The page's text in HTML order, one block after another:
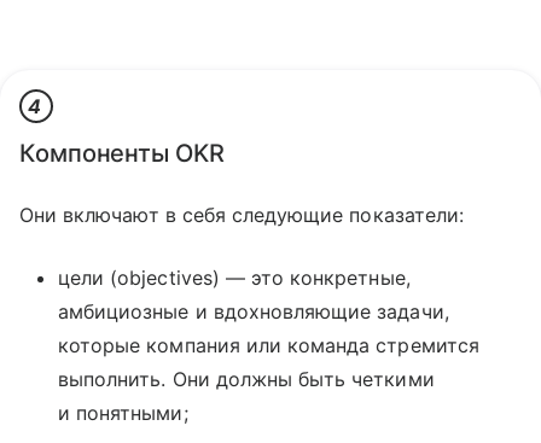
4
Компоненты OKR
Они включают в себя следующие показатели:
цели (objectives) — это конкретные,
амбициозные и вдохновляющие задачи,
которые компания или команда стремится
выполнить. Они должны быть четкими
и понятными;